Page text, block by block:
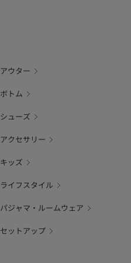
アウター
ボトム
シューズ
アクセサリー
キッズ
ライフスタイル
パジャマ・ルームウェア
セットアップ